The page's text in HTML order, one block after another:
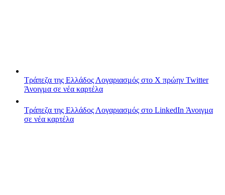
Τράπεζα της Ελλάδος Λογαριασμός στο X πρώην Twitter
Άνοιγμα σε νέα καρτέλα
Τράπεζα της Ελλάδος Λογαριασμός στο LinkedIn Άνοιγμα
σε νέα καρτέλα